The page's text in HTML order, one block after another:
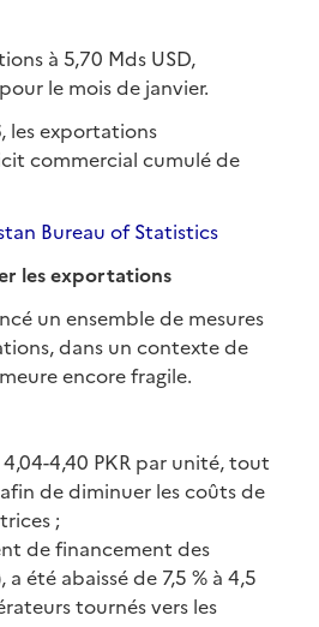
à 5,70 Mds USD,
le mois de janvier.
les exportations
commercial cumulé de
Bureau of Statistics
les exportations
un ensemble de mesures
dans un contexte de
encore fragile.
4,40 PKR par unité, tout
de diminuer les coûts de
;
de financement des
été abaissé de 7,5 % à 4,5
tournés vers les